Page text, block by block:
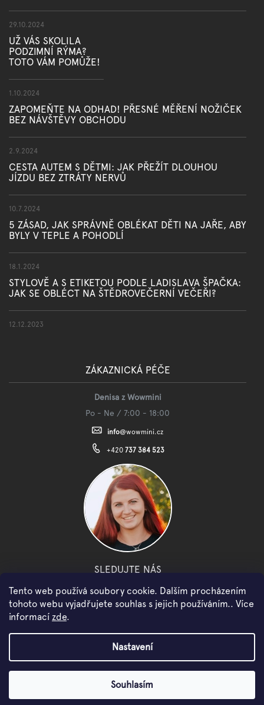
Tento web používá soubory cookie. Dalším procházením
tohoto webu vyjadřujete souhlas s jejich používáním.. Více
informací zde.
Nastavení
Souhlasím
29.10.2024
UŽ VÁS SKOLILA
PODZIMNÍ RÝMA?
TOTO VÁM POMŮŽE!
1.10.2024
ZAPOMEŇTE NA ODHAD! PŘESNÉ MĚŘENÍ NOŽIČEK
BEZ NÁVŠTĚVY OBCHODU
2.9.2024
CESTA AUTEM S DĚTMI: JAK PŘEŽÍT DLOUHOU
JÍZDU BEZ ZTRÁTY NERVŮ
10.7.2024
5 ZÁSAD, JAK SPRÁVNĚ OBLÉKAT DĚTI NA JAŘE, ABY
BYLY V TEPLE A POHODLÍ
18.1.2024
STYLOVĚ A S ETIKETOU PODLE LADISLAVA ŠPAČKA:
JAK SE OBLÉCT NA ŠTĚDROVEČERNÍ VEČEŘI?
12.12.2023
ZÁKAZNICKÁ PÉČE
Denisa z Wowmini
Po - Ne / 7:00 - 18:00
info@wowmini.cz
+420 737 384 523
SLEDUJTE NÁS
facebook instagram youtube
Vytvořil Shoptet